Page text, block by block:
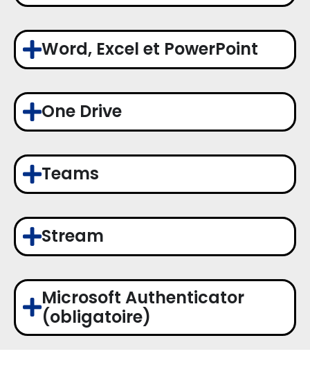
Word, Excel et PowerPoint
One Drive
Teams
Stream
Microsoft Authenticator
(obligatoire)